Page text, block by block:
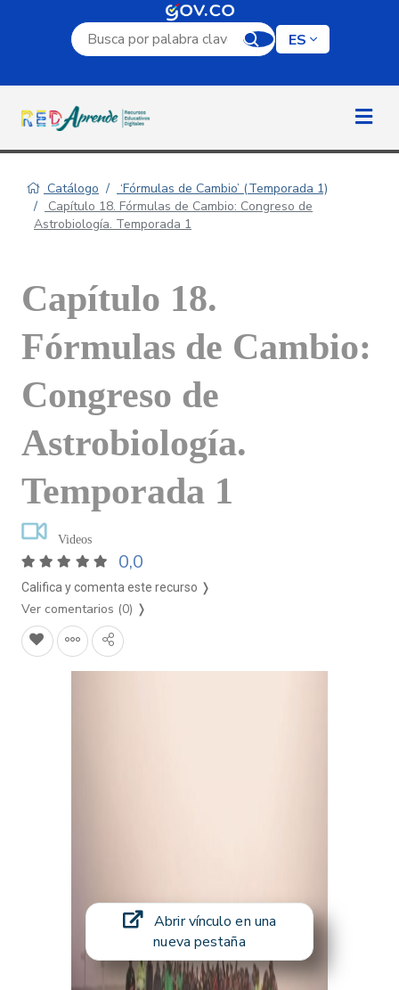
Campo de búsqueda por palabra clave
ES
Catálogo
‘Fórmulas de Cambio’ (Temporada 1)
Capítulo 18. Fórmulas de Cambio: Congreso de
Astrobiología. Temporada 1
Capítulo 18.
Fórmulas de Cambio:
Congreso de
Astrobiología.
Temporada 1
Videos
0,0
Califica y comenta este recurso ❭
Ver comentarios (0) ❭
Abrir vínculo en una
nueva pestaña